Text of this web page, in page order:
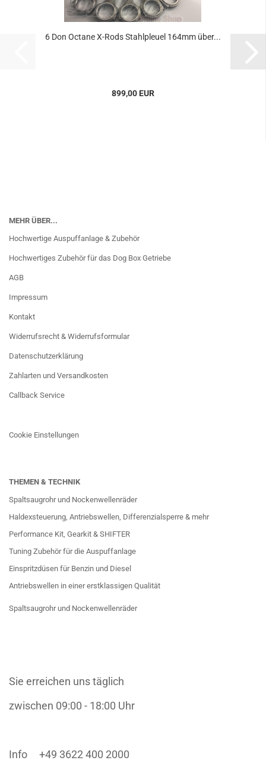
6 Don Oc­ta­ne X-​Rods Stahl­pleu­el 164mm über...
899,00 EUR
MEHR ÜBER...
Hochwertige Auspuffanlage & Zubehör
Hochwertiges Zubehör für das Dog Box Getriebe
AGB
Impressum
Kontakt
Widerrufsrecht & Widerrufsformular
Datenschutzerklärung
Zahlarten und Versandkosten
Callback Service
Cookie Einstellungen
THEMEN & TECHNIK
Spaltsaugrohr und Nockenwellenräder
Haldexsteuerung, Antriebswellen, Differenzialsperre & mehr
Performance Kit, Gearkit & SHIFTER
Tuning Zubehör für die Auspuffanlage
Einspritzdüsen für Benzin und Diesel
Antriebswellen in einer erstklassigen Qualität
Spaltsaugrohr und Nockenwellenräder
Sie erreichen uns täglich
zwischen 09:00 - 18:00 Uhr
Info +49 3622 400 2000